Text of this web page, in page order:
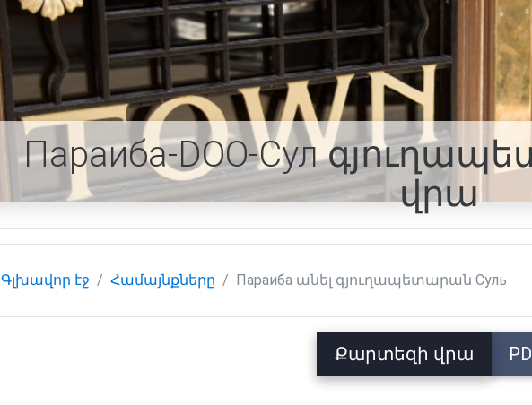
Параиба-DOO-Сул
վրա
Գլխավոր էջ Համայնքները Параиба անել գյուղապետարան Суль
Քարտեզի վրա